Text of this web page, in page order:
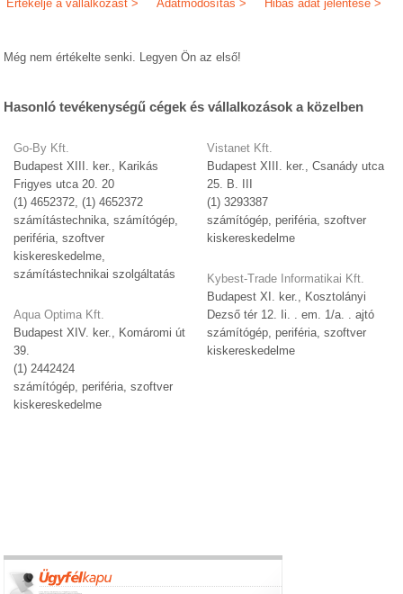
Hibás adat jelentése >
Adatmódosítás >
Értékelje a vállalkozást >
Még nem értékelte senki. Legyen Ön az első!
Hasonló tevékenységű cégek és vállalkozások a közelben
Go-By Kft.
Budapest XIII. ker., Karikás
Frigyes utca 20. 20
(1) 4652372, (1) 4652372
számítástechnika, számítógép,
periféria, szoftver
kiskereskedelme,
számítástechnikai szolgáltatás
Aqua Optima Kft.
Budapest XIV. ker., Komáromi út
39.
(1) 2442424
számítógép, periféria, szoftver
kiskereskedelme
Vistanet Kft.
Budapest XIII. ker., Csanády utca
25. B. III
(1) 3293387
számítógép, periféria, szoftver
kiskereskedelme
Kybest-Trade Informatikai Kft.
Budapest XI. ker., Kosztolányi
Dezső tér 12. Ii. . em. 1/a. . ajtó
számítógép, periféria, szoftver
kiskereskedelme